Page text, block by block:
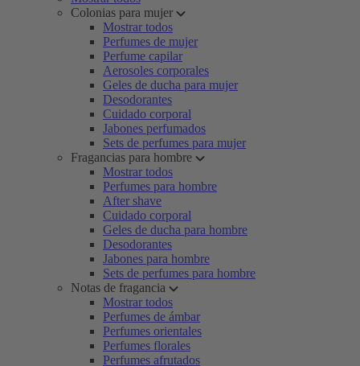
Colonias para mujer
Mostrar todos
Perfumes de mujer
Perfume capilar
Aerosoles corporales
Geles de ducha para mujer
Desodorantes
Cuidado corporal
Jabones perfumados
Sets de perfumes para mujer
Fragancias para hombre
Mostrar todos
Perfumes para hombre
After shave
Cuidado corporal
Geles de ducha para hombre
Desodorantes
Jabones para hombre
Sets de perfumes para hombre
Notas de fragancia
Mostrar todos
Perfumes de ámbar
Perfumes orientales
Perfumes florales
Perfumes afrutados